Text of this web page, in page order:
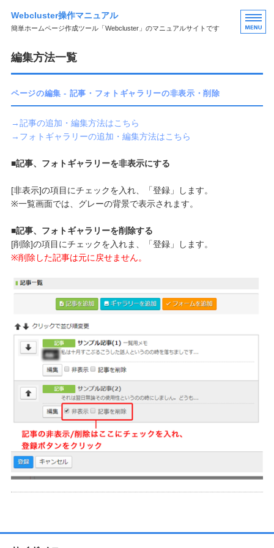
Webcluster操作マニュアル
簡単ホームページ作成ツール「Webcluster」のマニュアルサイトです
HOME
フォームの編集
ブログの編集
その他の編集
編集方法一覧
ページの編集 - 記事・フォトギャラリーの非表示・削除
→記事の追加・編集方法はこちら
→フォトギャラリーの追加・編集方法はこちら
■記事、フォトギャラリーを非表示にする
[非表示]の項目にチェックを入れ、「登録」します。
※一覧画面では、グレーの背景で表示されます。
■記事、フォトギャラリーを削除する
[削除]の項目にチェックを入れま、「登録」します。
※削除した記事は元に戻せません。